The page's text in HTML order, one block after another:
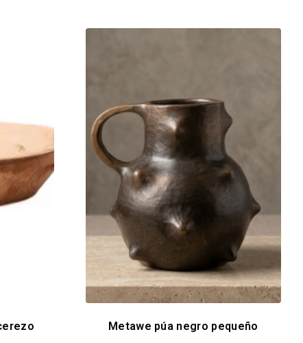
Metawe púa negro pequeño